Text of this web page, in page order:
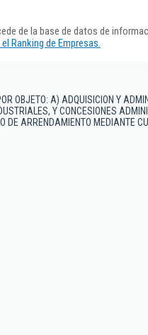
de la base de datos de
Ranking de Empresas.
OBJETO: A) ADQUISICION Y
Y CONCESIONES
DE ARRENDAMIENTO MEDIANTE